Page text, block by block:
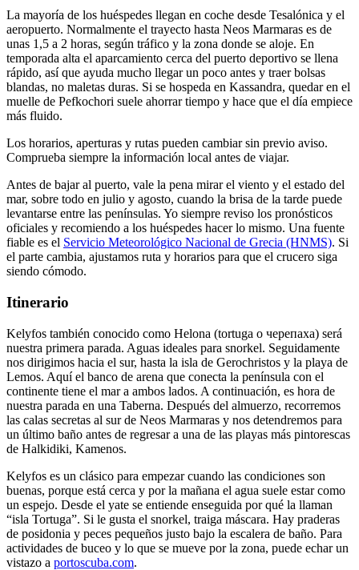
La mayoría de los huéspedes llegan en coche desde Tesalónica y el
aeropuerto. Normalmente el trayecto hasta Neos Marmaras es de
unas 1,5 a 2 horas, según tráfico y la zona donde se aloje. En
temporada alta el aparcamiento cerca del puerto deportivo se llena
rápido, así que ayuda mucho llegar un poco antes y traer bolsas
blandas, no maletas duras. Si se hospeda en Kassandra, quedar en el
muelle de Pefkochori suele ahorrar tiempo y hace que el día empiece
más fluido.
Los horarios, aperturas y rutas pueden cambiar sin previo aviso.
Comprueba siempre la información local antes de viajar.
Antes de bajar al puerto, vale la pena mirar el viento y el estado del
mar, sobre todo en julio y agosto, cuando la brisa de la tarde puede
levantarse entre las penínsulas. Yo siempre reviso los pronósticos
oficiales y recomiendo a los huéspedes hacer lo mismo. Una fuente
fiable es el Servicio Meteorológico Nacional de Grecia (HNMS). Si
el parte cambia, ajustamos ruta y horarios para que el crucero siga
siendo cómodo.
Itinerario
Kelyfos también conocido como Helona (tortuga o черепаха) será
nuestra primera parada. Aguas ideales para snorkel. Seguidamente
nos dirigimos hacia el sur, hasta la isla de Gerochristos y la playa de
Lemos. Aquí el banco de arena que conecta la península con el
continente tiene el mar a ambos lados. A continuación, es hora de
nuestra parada en una Taberna. Después del almuerzo, recorremos
las calas secretas al sur de Neos Marmaras y nos detendremos para
un último baño antes de regresar a una de las playas más pintorescas
de Halkidiki, Kamenos.
Kelyfos es un clásico para empezar cuando las condiciones son
buenas, porque está cerca y por la mañana el agua suele estar como
un espejo. Desde el yate se entiende enseguida por qué la llaman
“isla Tortuga”. Si le gusta el snorkel, traiga máscara. Hay praderas
de posidonia y peces pequeños justo bajo la escalera de baño. Para
actividades de buceo y lo que se mueve por la zona, puede echar un
vistazo a portoscuba.com.